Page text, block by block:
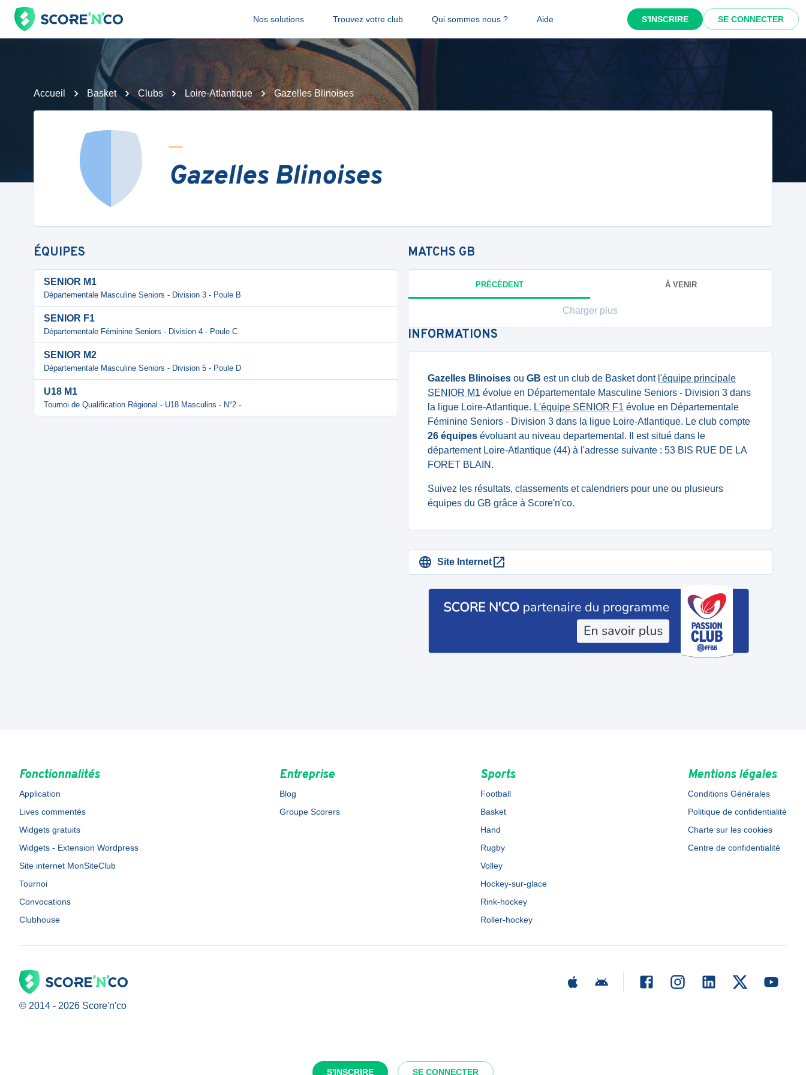
Nos solutions Trouvez votre club Qui sommes nous ? Aide S'INSCRIRE SE CONNECTER
S'INSCRIRE SE CONNECTER
Accueil Basket Clubs Loire-Atlantique Gazelles Blinoises
Gazelles Blinoises
ÉQUIPES
SENIOR M1
Départementale Masculine Seniors - Division 3 - Poule B
SENIOR F1
Départementale Féminine Seniors - Division 4 - Poule C
SENIOR M2
Départementale Masculine Seniors - Division 5 - Poule D
U18 M1
Tournoi de Qualification Régional - U18 Masculins - N°2 -
MATCHS GB
PRÉCÉDENT À VENIR
Charger plus
INFORMATIONS
Gazelles Blinoises ou GB est un club de Basket dont l'équipe principale
SENIOR M1 évolue en Départementale Masculine Seniors - Division 3 dans
la ligue Loire-Atlantique. L'équipe SENIOR F1 évolue en Départementale
Féminine Seniors - Division 3 dans la ligue Loire-Atlantique. Le club compte
26 équipes évoluant au niveau departemental. Il est situé dans le
département Loire-Atlantique (44) à l'adresse suivante : 53 BIS RUE DE LA
FORET BLAIN.
Suivez les résultats, classements et calendriers pour une ou plusieurs
équipes du GB grâce à Score'n'co.
Site Internet
Fonctionnalités
Application
Lives commentés
Widgets gratuits
Widgets - Extension Wordpress
Site internet MonSiteClub
Tournoi
Convocations
Clubhouse
Entreprise
Blog
Groupe Scorers
Sports
Football
Basket
Hand
Rugby
Volley
Hockey-sur-glace
Rink-hockey
Roller-hockey
Mentions légales
Conditions Générales
Politique de confidentialité
Charte sur les cookies
Centre de confidentialité
© 2014 - 2026 Score'n'co